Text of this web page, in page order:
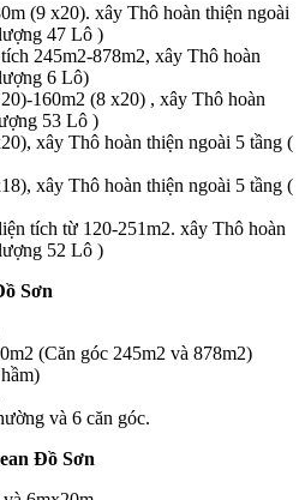
(9 x20). xây Thô hoàn thiện ngoài
47 Lô )
245m2-878m2, xây Thô hoàn
6 Lô)
160m2 (8 x20) , xây Thô hoàn
53 Lô )
xây Thô hoàn thiện ngoài 5 tầng (
xây Thô hoàn thiện ngoài 5 tầng (
tích từ 120-251m2. xây Thô hoàn
52 Lô )
Sơn
(Căn góc 245m2 và 878m2)
và 6 căn góc.
Đồ Sơn